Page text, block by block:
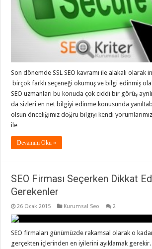
Son dönemde SSL SEO kavramı ile alakalı olarak
birçok farklı seçeneği okumuş ve bilgi edinmiş
SEO uzmanları bu konuda çok ciddi bir görüş
da sizleri en net bilgiyi edinme konusunda
olsun önceliğimiz doğru bilgiyi kendi
ile …
Devamını Oku »
SEO Firması Seçerken Dikkat
Gerekenler
26 Ocak 2015 Kurumsal Seo 2
SEO firmaları günümüzde rakamsal olarak o
gerçekten içlerinden en iyilerini ayıklamak